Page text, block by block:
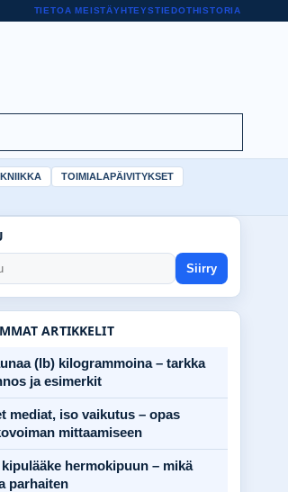
TIETOA MEISTÄYHTEYSTIEDOTHISTORIA
TOIMIALAPÄIVITYKSET
Siirry
ARTIKKELIT
(lb) kilogrammoina – tarkka
ja esimerkit
mediat, iso vaikutus – opas
mittaamiseen
kipulääke hermokipuun – mikä
parhaiten